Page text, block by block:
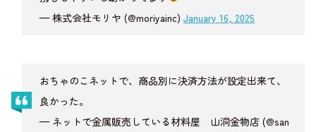
— 株式会社モリヤ (@moriyainc) January 16, 2025
おちゃのこネットで、商品別に決済方法が設定出来て、
良かった。
— ネットで金属販売している材料屋 山洞金物店 (@san